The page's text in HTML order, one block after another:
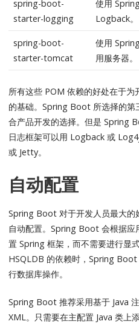
spring-boot-
starter-logging
使用
Logback。
spring-boot-
starter-tomcat
使用
用服务器。
所有这些 POM 依赖的好处在于
的基础。Spring Boot 所选择的第
合产品开发的选择。但是 Spring
日志框架可以用 Logback 或
或 Jetty。
自动配置
Spring Boot 对于开发人员最大的
自动配置。Spring Boot 会根据应
置 Spring 框架，而不需要进行显
HSQLDB 的依赖时，Spring
行数据库操作。
Spring Boot 推荐采用基于 Java
XML。只需要在主配置 Java 类上